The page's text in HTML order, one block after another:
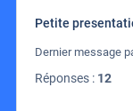
Petite
Dernier message
Réponses : 12